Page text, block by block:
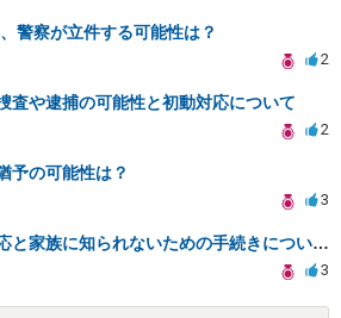
警察が立件する可能性は？
2
査や逮捕の可能性と初動対応について
2
予の可能性は？
3
書類送検後の対応と家族に知られないための手続きについて相談
3